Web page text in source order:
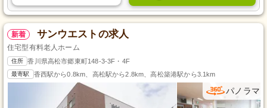
新着 サンウエストの求人
住宅型有料老人ホーム
住所 香川県高松市郷東町148-3-3F・4F
最寄駅 香西駅から0.8km、高松駅から2.8km、高松築港駅から3.1km
パノラマ